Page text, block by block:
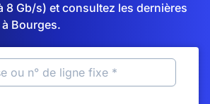
8 Gb/s) et consultez les dernières
Bourges.